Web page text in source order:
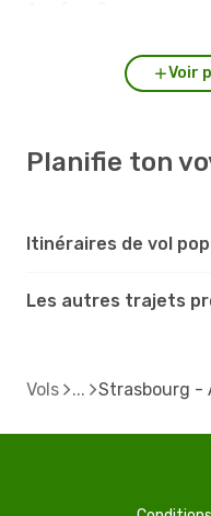
Voir
Planifie ton
Itinéraires de vol
Les autres trajets
Vols Strasbourg -